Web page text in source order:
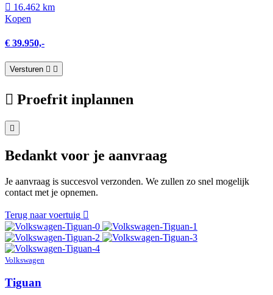
16.462 km
Kopen
€ 39.950,-
Versturen
Proefrit inplannen
Bedankt voor je aanvraag
Je aanvraag is succesvol verzonden. We zullen zo snel mogelijk
contact met je opnemen.
Terug naar voertuig
Volkswagen
Tiguan